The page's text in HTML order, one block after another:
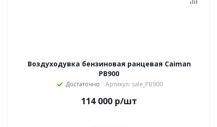
Воздуходувка бензиновая ранцевая Caiman
PB900
Достаточно Артикул: sale_PB900
114 000 р/шт